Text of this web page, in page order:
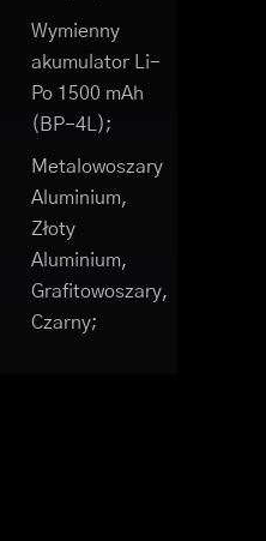
Wymienny
akumulator Li-
Po 1500 mAh
(BP-4L);
Metalowoszary
Aluminium,
Złoty
Aluminium,
Grafitowoszary,
Czarny;